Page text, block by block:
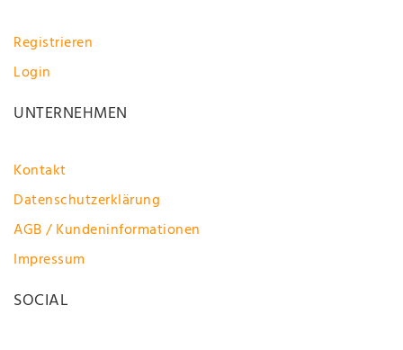
Registrieren
Login
UNTERNEHMEN
Kontakt
Datenschutzerklärung
AGB / Kundeninformationen
Impressum
SOCIAL